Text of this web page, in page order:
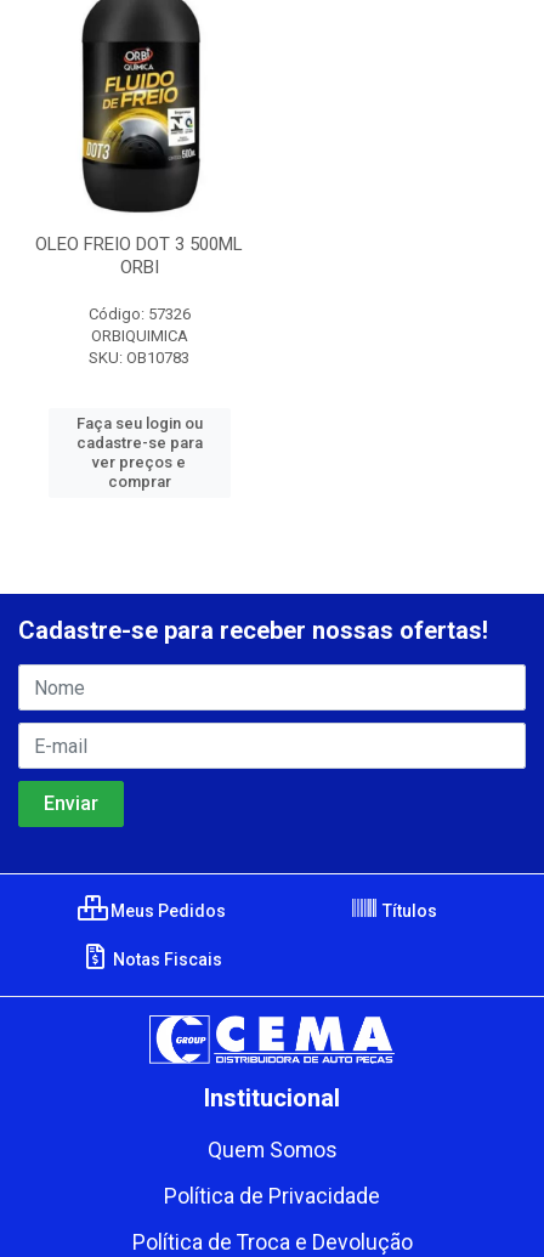
OLEO FREIO DOT 3 500ML
ORBI
Código: 57326
ORBIQUIMICA
SKU: OB10783
Faça seu login ou
cadastre-se para
ver preços e
comprar
Cadastre-se para receber nossas ofertas!
Meus Pedidos Títulos
Notas Fiscais
Institucional
Quem Somos
Política de Privacidade
Política de Troca e Devolução